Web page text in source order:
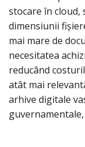
stocare în cloud,
dimensiunii
mai mare de
necesitatea
reducând
atât mai
arhive digitale